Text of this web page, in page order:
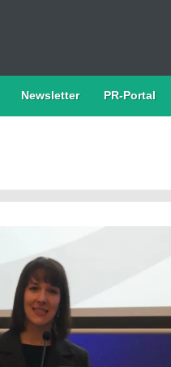
Newsletter PR-Portal